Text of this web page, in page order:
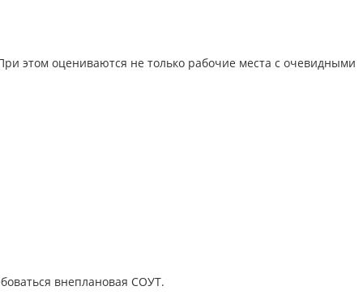
этом оцениваются не только рабочие места с очевидными
внеплановая СОУТ.